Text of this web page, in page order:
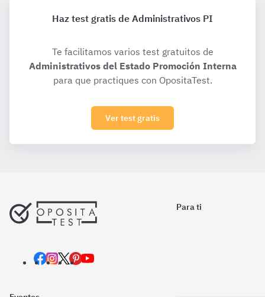
Haz test gratis de Administrativos PI
Te facilitamos varios test gratuitos de
Administrativos del Estado Promoción Interna
para que practiques con OpositaTest.
Ver test gratis
Para ti